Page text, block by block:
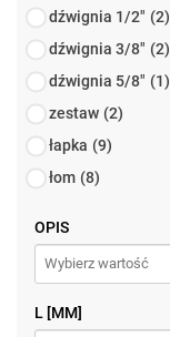
dźwignia 1/2" (2)
dźwignia 3/8" (2)
dźwignia 5/8" (1)
zestaw (2)
łapka (9)
łom (8)
OPIS
L [MM]